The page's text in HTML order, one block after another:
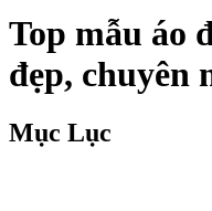
Top mẫu áo
đẹp, chuyên
Mục Lục